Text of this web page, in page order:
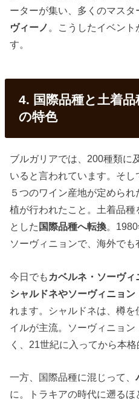
ーターが集い、多くのマスタ
ヴィーノ 。こうしたイベント
す。
4. 国際品種と土着
の特色
ブルガリアでは、200種類に
いると言われています。そし
５つのワイン産地が定めら
植が行われたこと。土着品
とした 国際品種へ転換。
ソーヴィニョンで、海外でも
今日でも カベルネ・ソーヴィ
シャルドネやソーヴィニョン
れます。シャルドネは、樽
イルが主流。ソーヴィニョ
く、21世紀に入ってから本格
一方、国際品種に混じって、
に。トラキアの時代に遡る